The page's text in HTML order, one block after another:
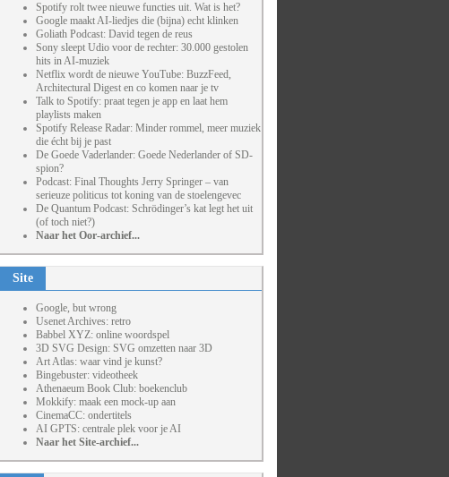
Spotify rolt twee nieuwe functies uit. Wat is het?
Google maakt AI-liedjes die (bijna) echt klinken
Goliath Podcast: David tegen de reus
Sony sleept Udio voor de rechter: 30.000 gestolen
hits in AI-muziek
Netflix wordt de nieuwe YouTube: BuzzFeed,
Architectural Digest en co komen naar je tv
Talk to Spotify: praat tegen je app en laat hem
playlists maken
Spotify Release Radar: Minder rommel, meer muziek
die écht bij je past
De Goede Vaderlander: Goede Nederlander of SD-
spion?
Podcast: Final Thoughts Jerry Springer – van
serieuze politicus tot koning van de stoelengevec
De Quantum Podcast: Schrödinger’s kat legt het uit
(of toch niet?)
Naar het Oor-archief...
Site
Google, but wrong
Usenet Archives: retro
Babbel XYZ: online woordspel
3D SVG Design: SVG omzetten naar 3D
Art Atlas: waar vind je kunst?
Bingebuster: videotheek
Athenaeum Book Club: boekenclub
Mokkify: maak een mock-up aan
CinemaCC: ondertitels
AI GPTS: centrale plek voor je AI
Naar het Site-archief...